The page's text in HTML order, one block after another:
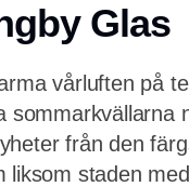
Glas
vårluften på
sommarkvällarna
från den
liksom staden